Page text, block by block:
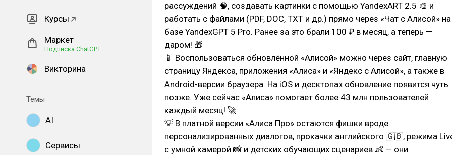
Курсы
Маркет
Подписка ChatGPT
Викторина
Темы
AI
Сервисы
рассуждений 🧠, создавать картинки с помощью YandexART 2.5 🎨 и
работать с файлами (PDF, DOC, TXT и др.) прямо через «Чат с Алисой» на
базе YandexGPT 5 Pro. Ранее за это брали 100 ₽ в месяц, а теперь —
даром! 🎁
📱 Воспользоваться обновлённой «Алисой» можно через сайт, главную
страницу Яндекса, приложения «Алиса» и «Яндекс с Алисой», а также в
Android-версии браузера. На iOS и десктопах обновление появится чуть
позже. Уже сейчас «Алиса» помогает более 43 млн пользователей
каждый месяц! 🚀
💡 В платной версии «Алиса Про» остаются фишки вроде
персонализированных диалогов, прокачки английского 🇬🇧, режима
с умной камерой 📸 и детских обучающих сценариев 👶 — они